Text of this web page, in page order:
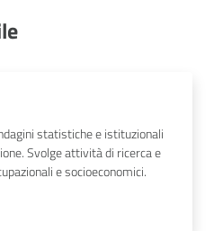
statistiche e istituzionali
Svolge attività di ricerca e
e socioeconomici.